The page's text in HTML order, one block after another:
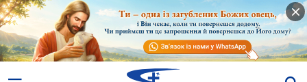
82. Наполегливість крізь знегоди